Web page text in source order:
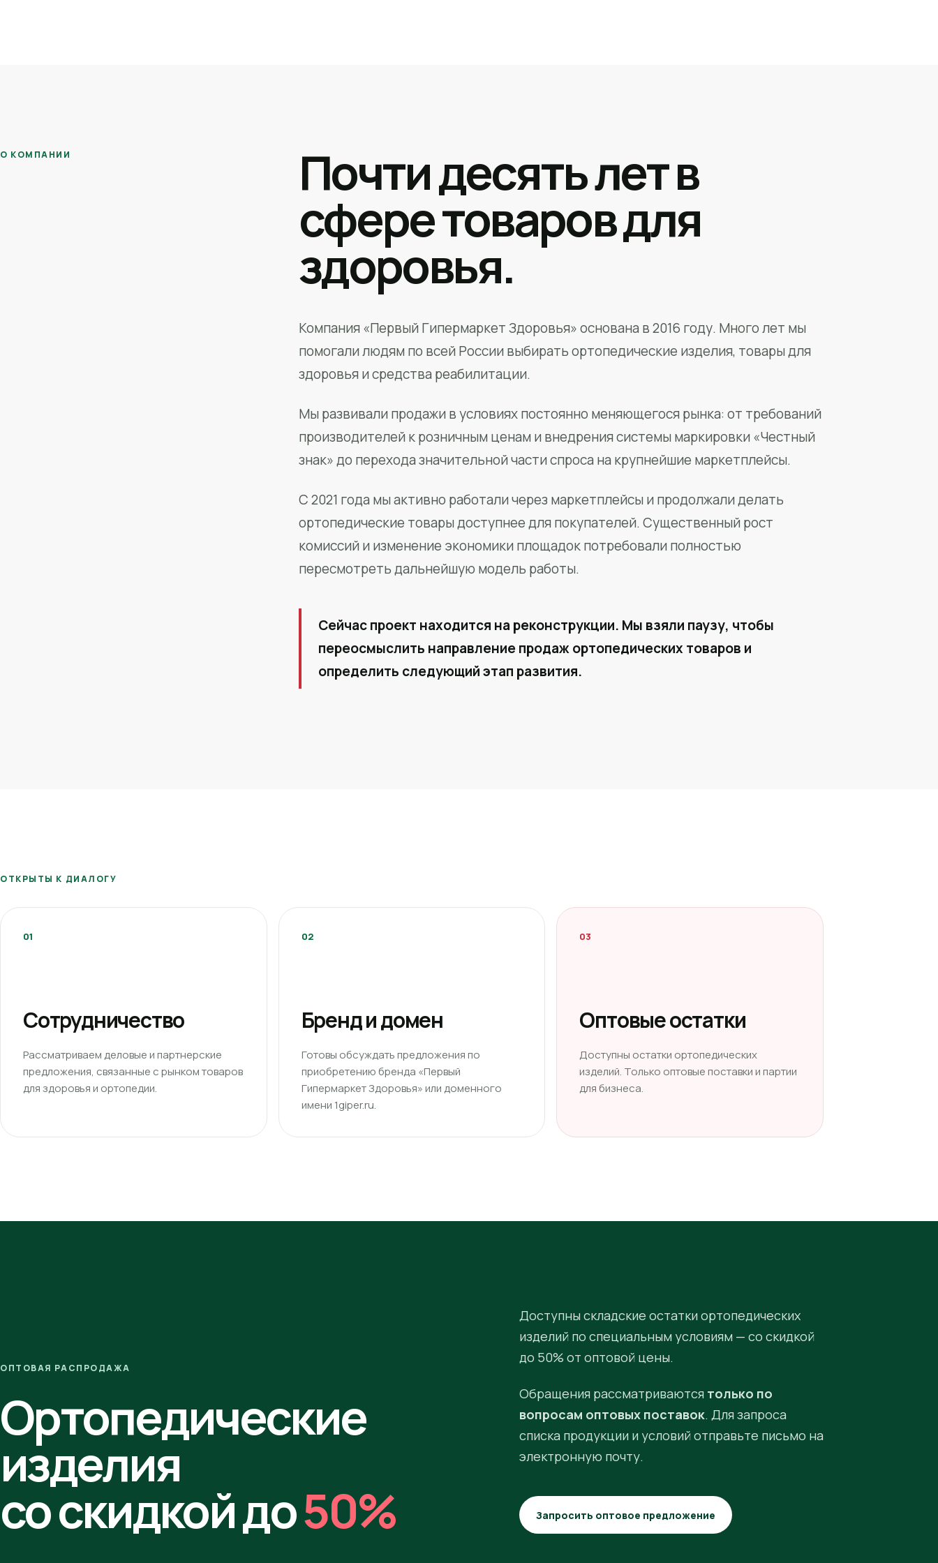
О КОМПАНИИ Почти десять лет в
сфере товаров для
здоровья.
Компания «Первый Гипермаркет Здоровья» основана в 2016 году. Много лет мы
помогали людям по всей России выбирать ортопедические изделия, товары для
здоровья и средства реабилитации.
Мы развивали продажи в условиях постоянно меняющегося рынка: от требований
производителей к розничным ценам и внедрения системы маркировки «Честный
знак» до перехода значительной части спроса на крупнейшие маркетплейсы.
С 2021 года мы активно работали через маркетплейсы и продолжали делать
ортопедические товары доступнее для покупателей. Существенный рост
комиссий и изменение экономики площадок потребовали полностью
пересмотреть дальнейшую модель работы.
Сейчас проект находится на реконструкции. Мы взяли паузу, чтобы
переосмыслить направление продаж ортопедических товаров и
определить следующий этап развития.
ОТКРЫТЫ К ДИАЛОГУ
01
Сотрудничество
Рассматриваем деловые и партнерские
предложения, связанные с рынком товаров
для здоровья и ортопедии.
02
Бренд и домен
Готовы обсуждать предложения по
приобретению бренда «Первый
Гипермаркет Здоровья» или доменного
имени 1giper.ru.
03
Оптовые остатки
Доступны остатки ортопедических
изделий. Только оптовые поставки и партии
для бизнеса.
ОПТОВАЯ РАСПРОДАЖА
Ортопедические
изделия
со скидкой до50%
Доступны складские остатки ортопедических
изделий по специальным условиям — со скидкой
до 50% от оптовой цены.
Обращения рассматриваются только по
вопросам оптовых поставок. Для запроса
списка продукции и условий отправьте письмо на
электронную почту.
Запросить оптовое предложение